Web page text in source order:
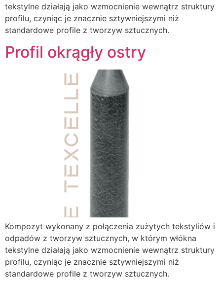
tekstylne działają jako wzmocnienie wewnątrz struktury
profilu, czyniąc je znacznie sztywniejszymi niż
standardowe profile z tworzyw sztucznych.
Profil okrągły ostry
Kompozyt wykonany z połączenia zużytych tekstyliów i
odpadów z tworzyw sztucznych, w którym włókna
tekstylne działają jako wzmocnienie wewnątrz struktury
profilu, czyniąc je znacznie sztywniejszymi niż
standardowe profile z tworzyw sztucznych.